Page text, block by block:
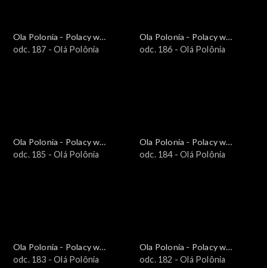
Ola Polonia - Polacy w
Brazylii i Ameryce
odc. 187 - Olá Polônia
Ola Polonia - Polacy w
Brazylii i Ameryce
odc. 186 - Olá Polônia
Ola Polonia - Polacy w
Brazylii i Ameryce
odc. 185 - Olá Polônia
Ola Polonia - Polacy w
Brazylii i Ameryce
odc. 184 - Olá Polônia
Ola Polonia - Polacy w
Brazylii i Ameryce
odc. 183 - Olá Polônia
Ola Polonia - Polacy w
Brazylii i Ameryce
odc. 182 - Olá Polônia